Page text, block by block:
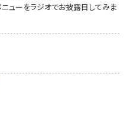
ューをラジオでお披露目してみま